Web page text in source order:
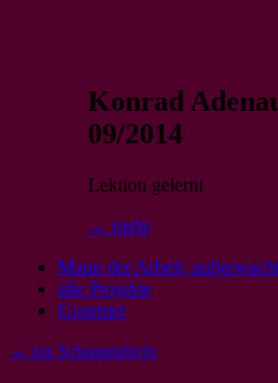
Konrad
09/2014
Lektion gelernt
→ mehr
Mann der Arbeit,
alle Projekte
Gourmet
→ zur Schauspielerin